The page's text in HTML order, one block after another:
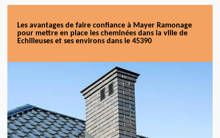
Les avantages de faire confiance à Mayer Ramonage
pour mettre en place les cheminées dans la ville de
Echilleuses et ses environs dans le 45390